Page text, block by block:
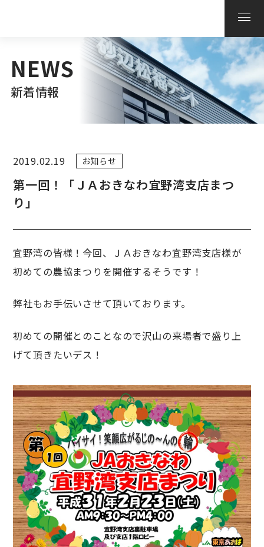
NEWS
新着情報
第一回！「ＪＡおきなわ宜野湾支店まつ
り」
2019.02.19 お知らせ
宜野湾の皆様！今回、ＪＡおきなわ宜野湾支店様が
初めての農協まつりを開催するそうです！
弊社もお手伝いさせて頂いております。
初めての開催とのことなので沢山の来場者で盛り上
げて頂きたいデス！